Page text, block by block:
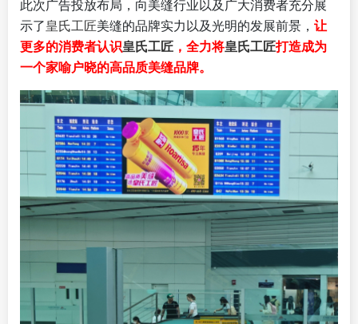
此次广告投放布局，向美缝行业以及广大消费者充分展
示了皇氏工匠美缝的品牌实力以及光明的发展前景， 让
更多的消费者认识皇氏工匠 ，全力将皇氏工匠打造成为
一个家喻户晓的高品质美缝品牌。